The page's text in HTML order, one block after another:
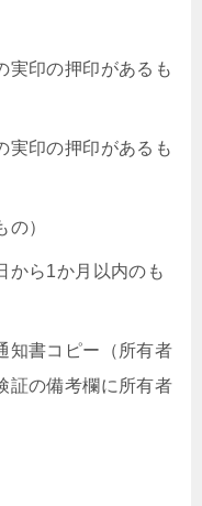
実印の押印があるも
実印の押印があるも
）
から1か月以内のも
知書コピー（所有者
証の備考欄に所有者